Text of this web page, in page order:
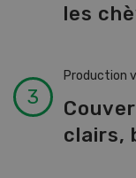
les
Production
clairs,